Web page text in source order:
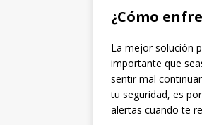
¿Cómo
La mejor solución
importante que
sentir mal
tu seguridad, es
alertas cuando te